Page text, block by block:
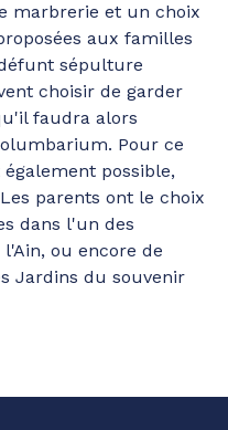
marbrerie et un choix
aux familles
sépulture
choisir de garder
faudra alors
Pour ce
possible,
parents ont le choix
dans l'un des
ou encore de
Jardins du souvenir